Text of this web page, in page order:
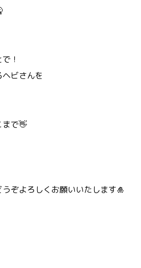
！
ビさんを
まで👋
ぞよろしくお願いいたします🎍